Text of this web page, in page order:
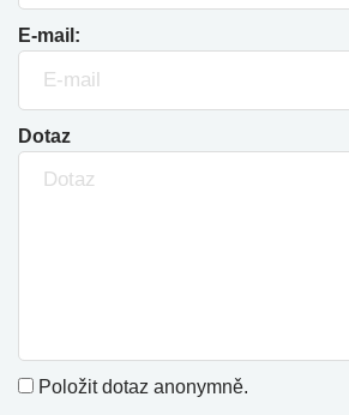
E-mail:
Dotaz
Položit dotaz anonymně.